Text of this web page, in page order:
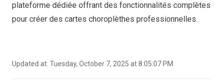
plateforme dédiée offrant des fonctionnalités complètes
pour créer des cartes choroplèthes professionnelles.
Updated at: Tuesday, October 7, 2025 at 8:05:07 PM